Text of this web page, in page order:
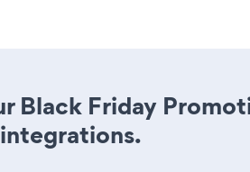
Black Friday